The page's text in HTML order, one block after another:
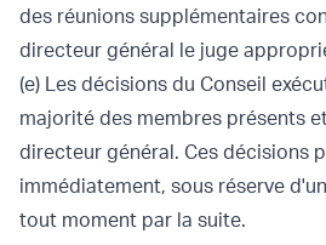
des réunions supplémentaires
directeur général le juge
(e) Les décisions du Conseil
majorité des membres présents
directeur général. Ces décisions
immédiatement, sous réserve
tout moment par la suite.